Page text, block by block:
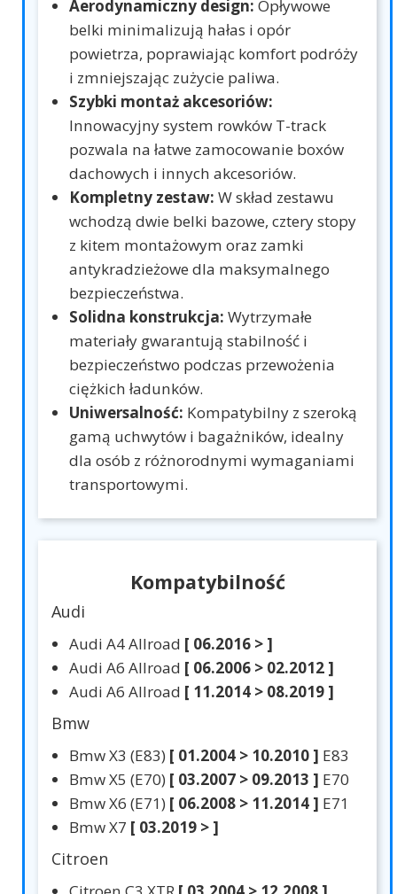
Aerodynamiczny design: Opływowe
belki minimalizują hałas i opór
powietrza, poprawiając komfort podróży
i zmniejszając zużycie paliwa.
Szybki montaż akcesoriów:
Innowacyjny system rowków T-track
pozwala na łatwe zamocowanie boxów
dachowych i innych akcesoriów.
Kompletny zestaw: W skład zestawu
wchodzą dwie belki bazowe, cztery stopy
z kitem montażowym oraz zamki
antykradzieżowe dla maksymalnego
bezpieczeństwa.
Solidna konstrukcja: Wytrzymałe
materiały gwarantują stabilność i
bezpieczeństwo podczas przewożenia
ciężkich ładunków.
Uniwersalność: Kompatybilny z szeroką
gamą uchwytów i bagażników, idealny
dla osób z różnorodnymi wymaganiami
transportowymi.
Kompatybilność
Audi
Audi A4 Allroad [ 06.2016 > ]
Audi A6 Allroad [ 06.2006 > 02.2012 ]
Audi A6 Allroad [ 11.2014 > 08.2019 ]
Bmw
Bmw X3 (E83) [ 01.2004 > 10.2010 ] E83
Bmw X5 (E70) [ 03.2007 > 09.2013 ] E70
Bmw X6 (E71) [ 06.2008 > 11.2014 ] E71
Bmw X7 [ 03.2019 > ]
Citroen